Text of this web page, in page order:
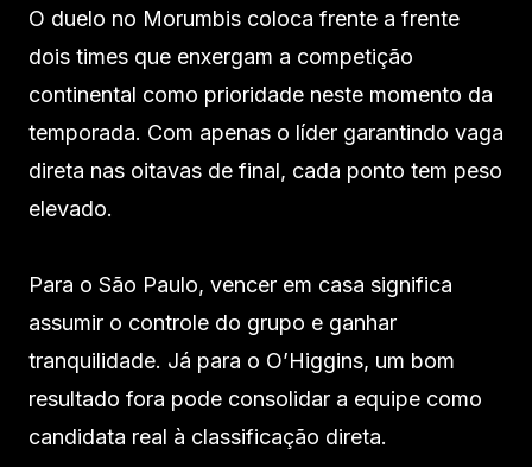
O duelo no Morumbis coloca frente a frente
dois times que enxergam a competição
continental como prioridade neste momento da
temporada. Com apenas o líder garantindo vaga
direta nas oitavas de final, cada ponto tem peso
elevado.
Para o São Paulo, vencer em casa significa
assumir o controle do grupo e ganhar
tranquilidade. Já para o O’Higgins, um bom
resultado fora pode consolidar a equipe como
candidata real à classificação direta.